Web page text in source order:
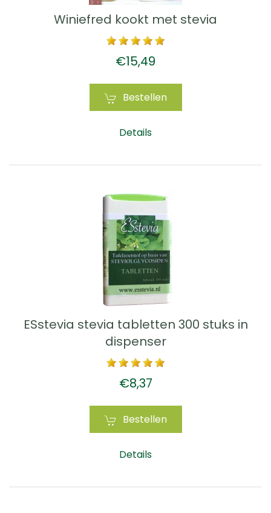
Winiefred kookt met stevia
€15,49
Bestellen
Details
ESstevia stevia tabletten 300 stuks in
dispenser
€8,37
Bestellen
Details